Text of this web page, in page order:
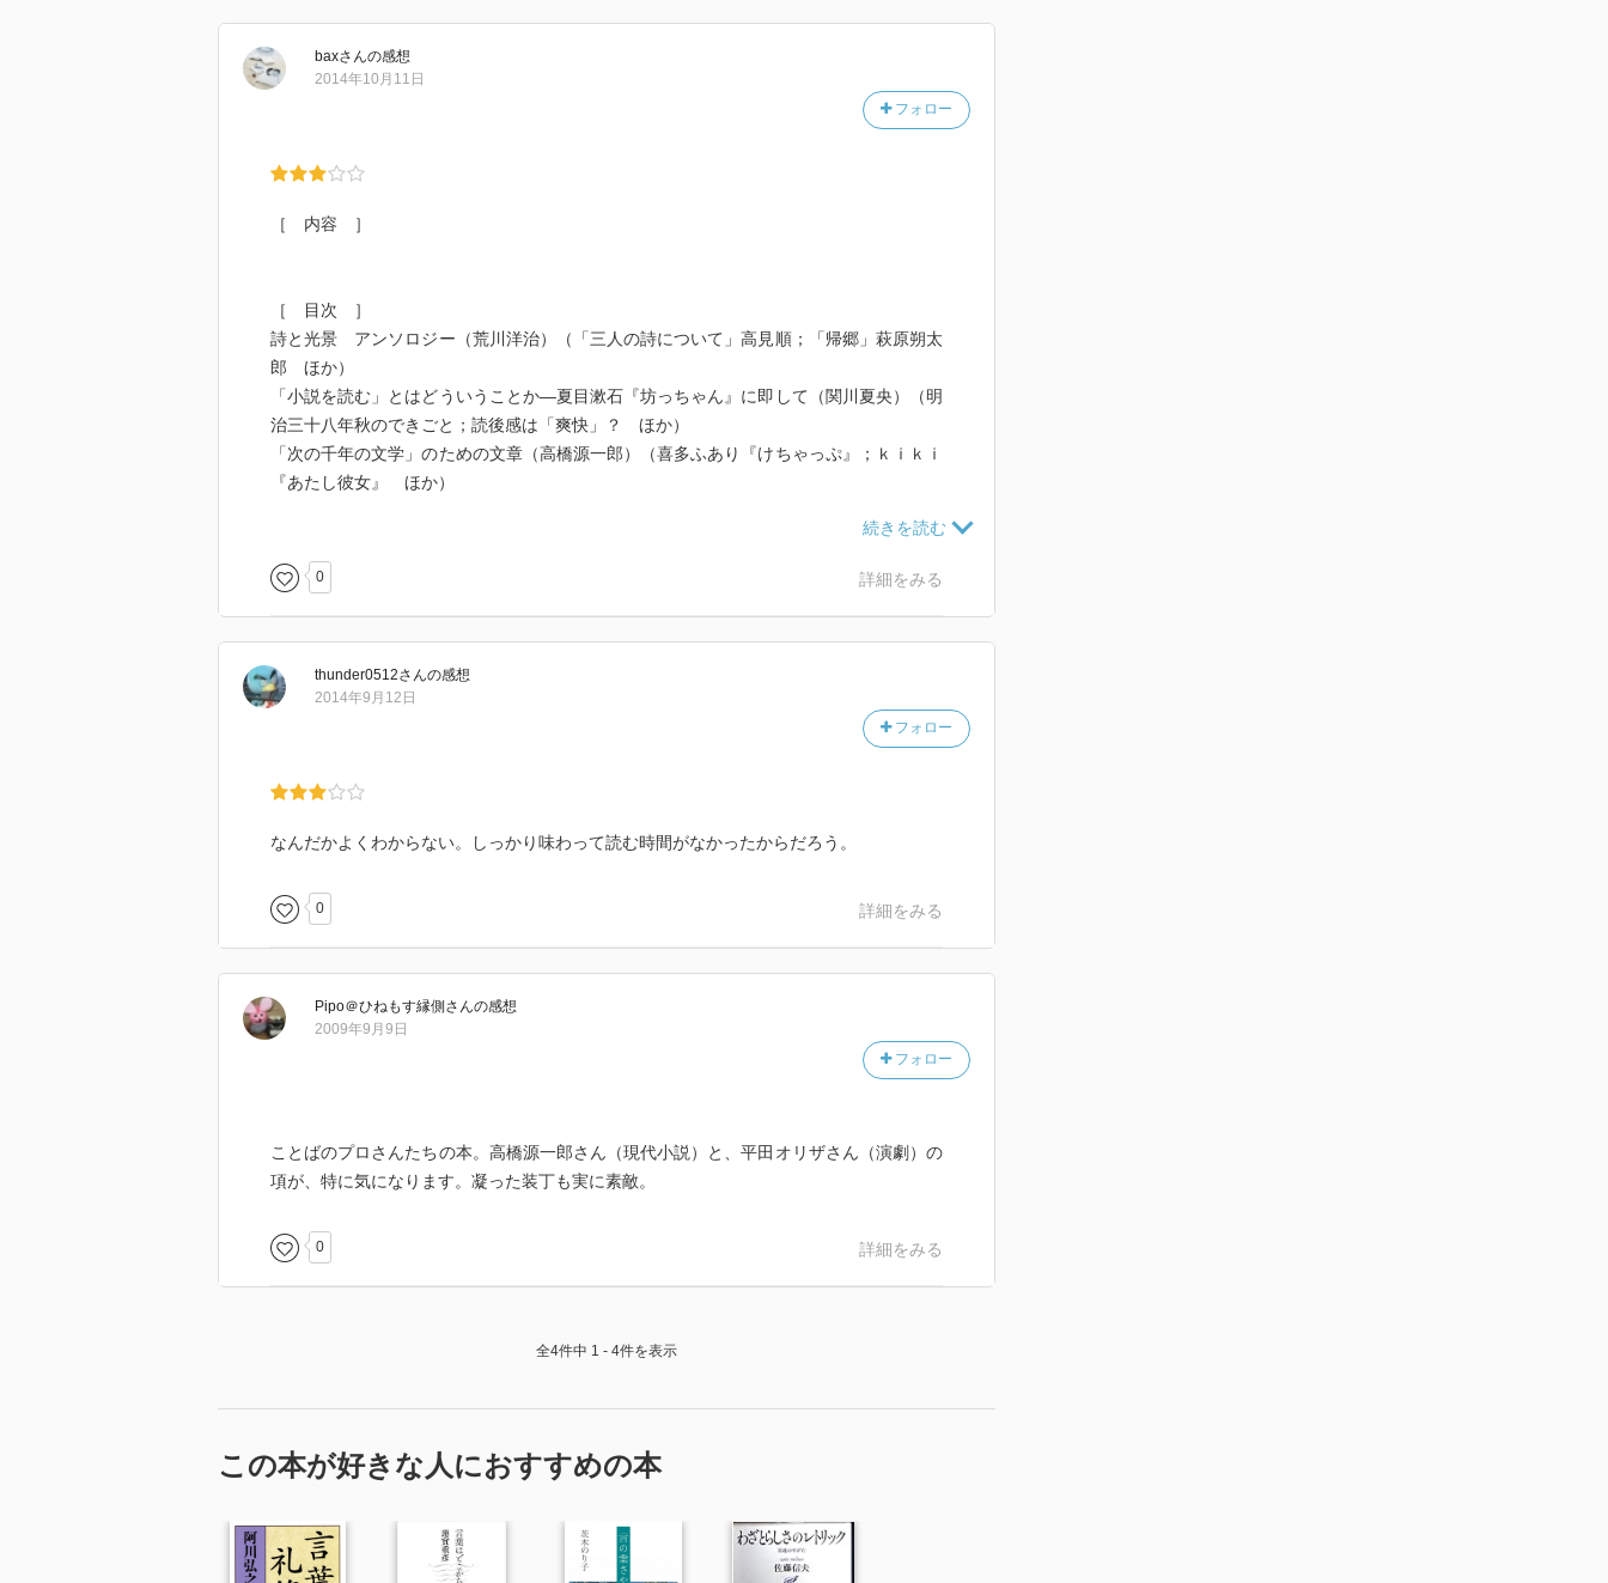
baxさんの感想
フォロー
2014年10月11日
［ 内容 ］
［ 目次 ］
詩と光景 アンソロジー（荒川洋治）（「三人の詩について」高見順；「帰郷」萩原朔太
郎 ほか）
「小説を読む」とはどういうことか―夏目漱石『坊っちゃん』に即して（関川夏央）（明
治三十八年秋のできごと；読後感は「爽快」？ ほか）
「次の千年の文学」のための文章（高橋源一郎）（喜多ふあり『けちゃっぷ』；ｋｉｋｉ
『あたし彼女』 ほか）
演劇のことば―全十幕（平田オリザ）（岸田國士『紙風船』；三好十郎『その人を知ら
ず』 ほか）
［ 結論 ］
［ コメント ］
0 詳細をみる
thunder0512さんの感想
フォロー
2014年9月12日
なんだかよくわからない。しっかり味わって読む時間がなかったからだろう。
0 詳細をみる
Pipo＠ひねもす縁側 さんの感想
フォロー
2009年9月9日
ことばのプロさんたちの本。高橋源一郎さん（現代小説）と、平田オリザさん（演劇）の
項が、特に気になります。凝った装丁も実に素敵。
0 詳細をみる
全4件中 1 - 4件を表示
この本が好きな人におすすめの本